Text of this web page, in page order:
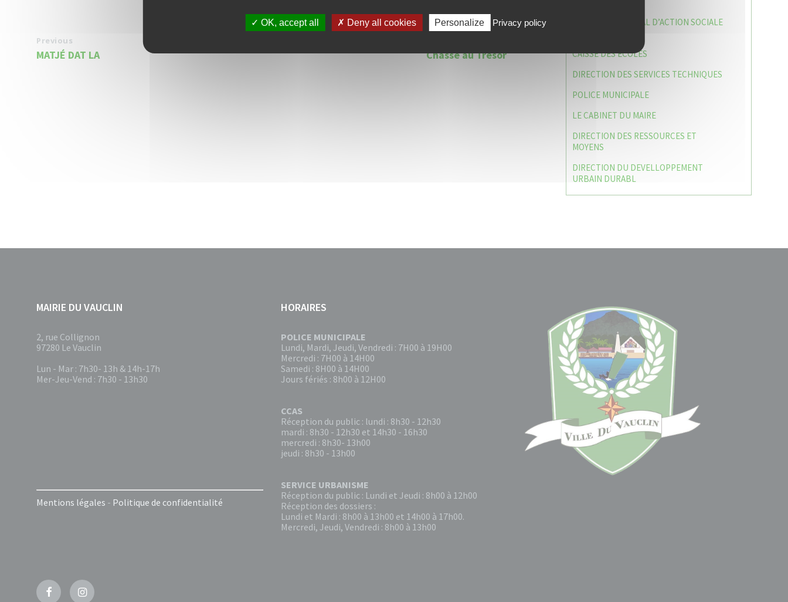
Previous
MATJÉ DAT LA Chasse au Trésor
CENTRE COMMUNAL D’ACTION SOCIALE
CAISSE DES ÉCOLES
DIRECTION DES SERVICES TECHNIQUES
POLICE MUNICIPALE
LE CABINET DU MAIRE
DIRECTION DES RESSOURCES ET
MOYENS
DIRECTION DU DEVELLOPPEMENT
URBAIN DURABL
MAIRIE DU VAUCLIN
2, rue Collignon
97280 Le Vauclin
Lun - Mar : 7h30- 13h & 14h-17h
Mer-Jeu-Vend : 7h30 - 13h30
Mentions légales - Politique de confidentialité
HORAIRES
POLICE MUNICIPALE
Lundi, Mardi, Jeudi, Vendredi : 7H00 à 19H00
Mercredi : 7H00 à 14H00
Samedi : 8H00 à 14H00
Jours fériés : 8h00 à 12H00
CCAS
Réception du public : lundi : 8h30 - 12h30
mardi : 8h30 - 12h30 et 14h30 - 16h30
mercredi : 8h30- 13h00
jeudi : 8h30 - 13h00
SERVICE URBANISME
Réception du public : Lundi et Jeudi : 8h00 à 12h00
Réception des dossiers :
Lundi et Mardi : 8h00 à 13h00 et 14h00 à 17h00.
Mercredi, Jeudi, Vendredi : 8h00 à 13h00
FacebookInstagram
OK, accept all Deny all cookies Personalize Privacy policy